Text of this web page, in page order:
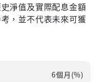
淨值及實際配息金額
，並不代表未來可獲
6個月(%)